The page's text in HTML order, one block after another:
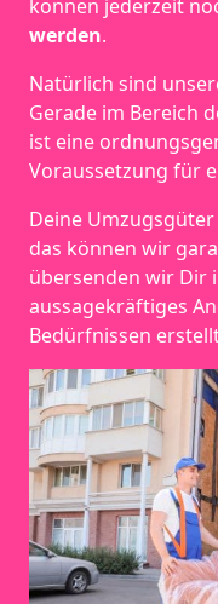
können jederzeit
werden.
Natürlich sind
Gerade im Bereich
ist eine
Voraussetzung für
Deine
das können wir
übersenden wir Dir
aussagekräftiges
Bedürfnissen